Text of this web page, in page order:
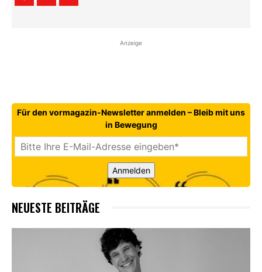
Anzeige
Für den vormagazin-Newsletter anmelden – Bleib mit uns
in Bewegung
Anmelden
NEUESTE BEITRÄGE